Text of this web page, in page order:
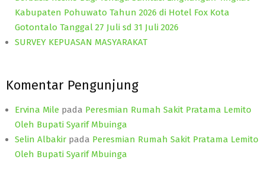
Kabupaten Pohuwato Tahun 2026 di Hotel Fox Kota
Gotontalo Tanggal 27 Juli sd 31 Juli 2026
SURVEY KEPUASAN MASYARAKAT
Komentar Pengunjung
Ervina Mile pada Peresmian Rumah Sakit Pratama Lemito
Oleh Bupati Syarif Mbuinga
Selin Albakir pada Peresmian Rumah Sakit Pratama Lemito
Oleh Bupati Syarif Mbuinga